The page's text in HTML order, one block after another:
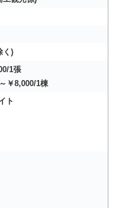
く)
1張
￥8,000/1棟
ト